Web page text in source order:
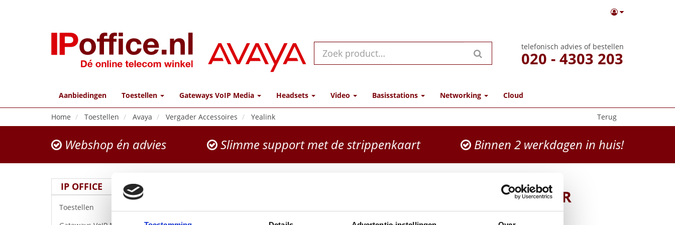
telefonisch advies of bestellen
020 - 4303 203
Aanbiedingen Toestellen Gateways VoIP Media Headsets Video Basisstations Networking Cloud
Terug
Home Toestellen Avaya Vergader Accessoires Yealink
Webshop én advies Slimme support met de strippenkaart Binnen 2 werkdagen in huis!
IP OFFICE
Toestellen
MVC- BYOD-EXTENDER